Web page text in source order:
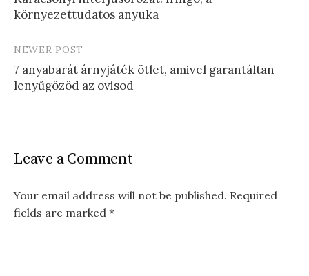
navigation
környezettudatos anyuka
NEWER POST
7 anyabarát árnyjáték ötlet, amivel garantáltan
lenyűgözöd az ovisod
Leave a Comment
Your email address will not be published. Required
fields are marked *